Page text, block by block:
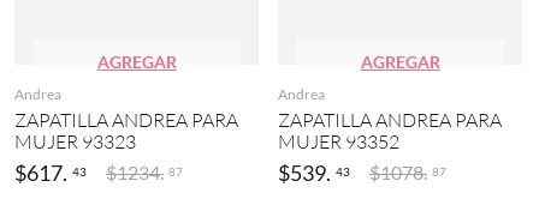
AGREGAR
Andrea
ZAPATILLA ANDREA PARA
MUJER 93323
$617. 43 $1234. 87
AGREGAR
Andrea
ZAPATILLA ANDREA PARA
MUJER 93352
$539. 43 $1078. 87